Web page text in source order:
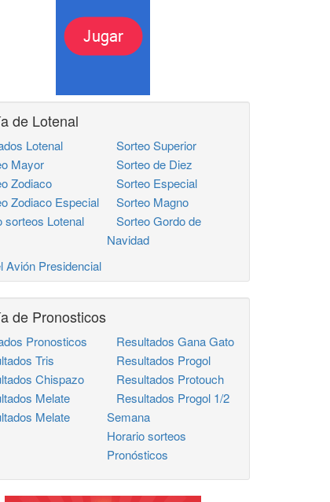
de Lotenal
Lotenal
Mayor
Zodiaco
Zodiaco Especial
sorteos Lotenal
Sorteo Superior
Sorteo de Diez
Sorteo Especial
Sorteo Magno
Sorteo Gordo de
Navidad
Avión Presidencial
de Pronosticos
Pronosticos
Tris
Chispazo
Melate
Melate
Resultados Gana Gato
Resultados Progol
Resultados Protouch
Resultados Progol 1/2
Semana
Horario sorteos
Pronósticos